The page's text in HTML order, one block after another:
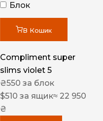
Блок
В Кошик
Compliment super
slims violet 5
₴550 за блок
$510 за ящик≈ 22 950
₴